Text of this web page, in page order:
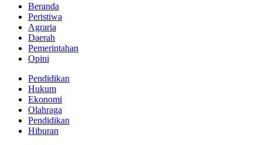
Beranda
Peristiwa
Agraria
Daerah
Pemerintahan
Opini
Pendidikan
Hukum
Ekonomi
Olahraga
Pendidikan
Hiburan